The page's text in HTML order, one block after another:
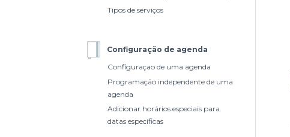
Tipos de serviços
Configuração de agenda
Configuraçao de uma agenda
Programação independente de uma
agenda
Adicionar horários especiais para
datas específicas